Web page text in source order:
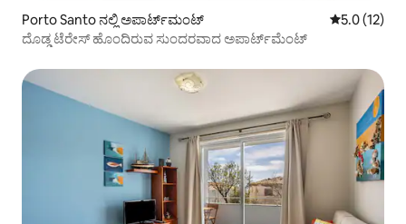
Porto Santo ನಲ್ಲಿ ಅಪಾರ್ಟ್‌ಮಂಟ್ 5 ರಲ್ಲಿ 5.0
5.0 (12)
ದೊಡ್ಡ ಟೆರೇಸ್ ಹೊಂದಿರುವ ಸುಂದರವಾದ ಅಪಾರ್ಟ್‌ಮೆಂಟ್